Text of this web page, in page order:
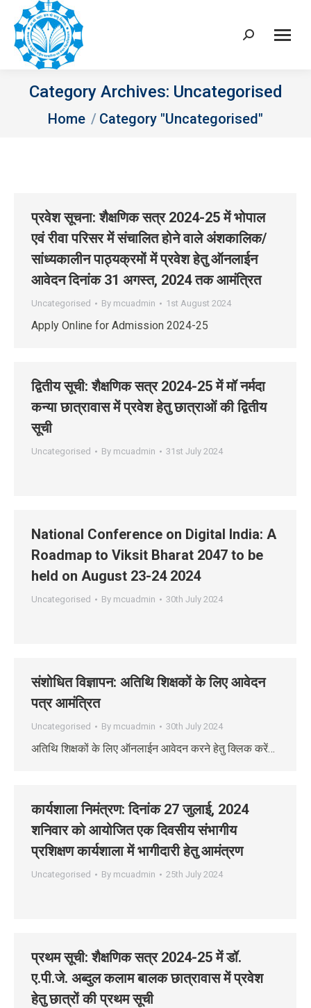
Search:
Category Archives: Uncategorised
You are here:
Home Category "Uncategorised"
प्रवेश सूचना: शैक्षणिक सत्र 2024-25 में भोपाल
एवं रीवा परिसर में संचालित होने वाले अंशकालिक/
सांध्‍यकालीन पाठ्यक्रमों में प्रवेश हेतु ऑनलाईन
आवेदन दिनांक 31 अगस्‍त, 2024 तक आमंत्रित
Uncategorised By mcuadmin 1st August 2024
Apply Online for Admission 2024-25
द्वितीय सूची: शैक्षणिक सत्र 2024-25 में मॉ नर्मदा
कन्‍या छात्रावास में प्रवेश हेतु छात्राओं की द्वितीय
सूची
Uncategorised By mcuadmin 31st July 2024
National Conference on Digital India: A
Roadmap to Viksit Bharat 2047 to be
held on August 23-24 2024
Uncategorised By mcuadmin 30th July 2024
संशोधित विज्ञापन: अतिथि शिक्षकों के लिए आवेदन
पत्र आमंत्रित
Uncategorised By mcuadmin 30th July 2024
अतिथि शिक्षकों के लिए ऑनलाईन आवेदन करने हेतु क्लिक करें…
कार्यशाला निमंत्रण: दिनांक 27 जुलाई, 2024
शनिवार को आयोजित एक दिवसीय संभागीय
प्रशिक्षण कार्यशाला में भागीदारी हेतु आमंत्रण
Uncategorised By mcuadmin 25th July 2024
प्रथम सूची: शैक्षणिक सत्र 2024-25 में डॉ.
ए.पी.जे. अब्‍दुल कलाम बालक छात्रावास में प्रवेश
हेतु छात्रों की प्रथम सूची